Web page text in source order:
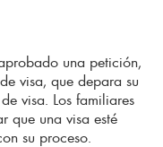
una petición,
visa, que depara su
visa. Los familiares
que una visa esté
su proceso.